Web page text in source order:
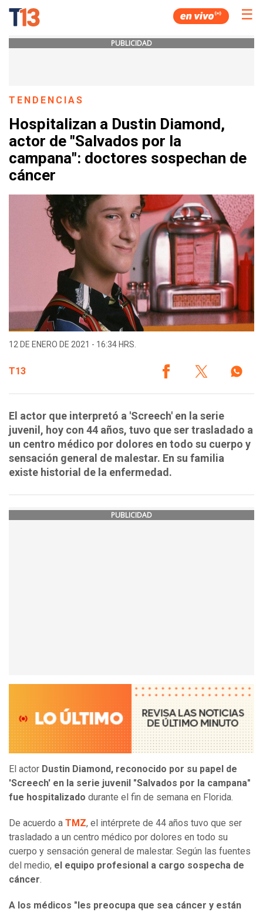
☰
PUBLICIDAD
TENDENCIAS
Hospitalizan a Dustin Diamond,
actor de "Salvados por la
campana": doctores sospechan de
cáncer
12 DE ENERO DE 2021 - 16:34 HRS.
T13
El actor que interpretó a 'Screech' en la serie
juvenil, hoy con 44 años, tuvo que ser trasladado a
un centro médico por dolores en todo su cuerpo y
sensación general de malestar. En su familia
existe historial de la enfermedad.
PUBLICIDAD
El actor Dustin Diamond, reconocido por su papel de
'Screech' en la serie juvenil "Salvados por la campana"
fue hospitalizado durante el fin de semana en Florida.
De acuerdo a TMZ, el intérprete de 44 años tuvo que ser
trasladado a un centro médico por dolores en todo su
cuerpo y sensación general de malestar. Según las fuentes
del medio, el equipo profesional a cargo sospecha de
cáncer.
A los médicos "les preocupa que sea cáncer y están